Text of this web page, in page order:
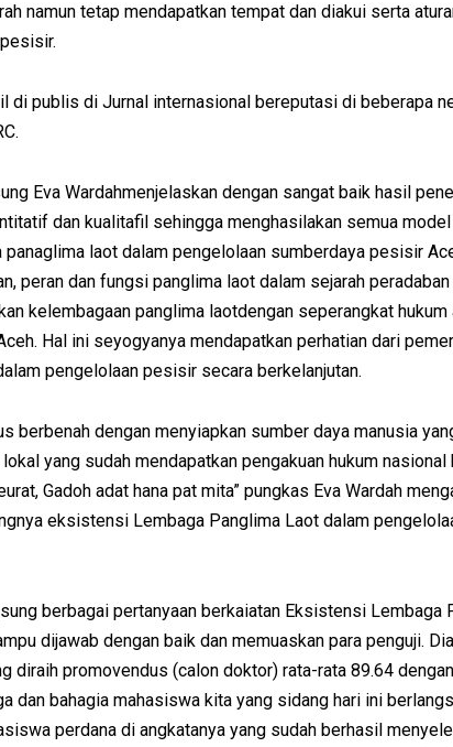
namun tetap mendapatkan tempat dan diakui serta
di publis di Jurnal internasional bereputasi di beberapa
Eva Wardahmenjelaskan dengan sangat baik hasil
dan kualitafil sehingga menghasilakan semua
laot dalam pengelolaan sumberdaya pesisir
peran dan fungsi panglima laot dalam sejarah peradaban
kelembagaan panglima laotdengan seperangkat hukum
Hal ini seyogyanya mendapatkan perhatian dari
pengelolaan pesisir secara berkelanjutan.
berbenah dengan menyiapkan sumber daya manusia
yang sudah mendapatkan pengakuan hukum nasional
Gadoh adat hana pat mita” pungkas Eva Wardah
eksistensi Lembaga Panglima Laot dalam
berbagai pertanyaan berkaiatan Eksistensi Lembaga
dijawab dengan baik dan memuaskan para penguji.
diraih promovendus (calon doktor) rata-rata 89.64
dan bahagia mahasiswa kita yang sidang hari ini
perdana di angkatanya yang sudah berhasil